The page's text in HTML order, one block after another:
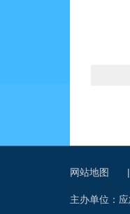
网站地图 |
主办单位：